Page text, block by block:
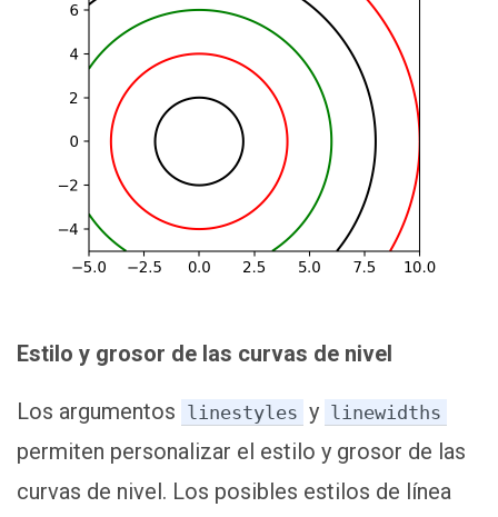
Estilo y grosor de las curvas de nivel
Los argumentos linestyles y linewidths
permiten personalizar el estilo y grosor de las
curvas de nivel. Los posibles estilos de línea